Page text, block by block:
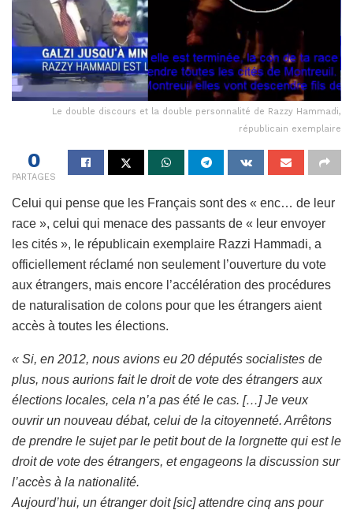
Le double discours et la double personnalité de Razzy Hammadi,
républicain exemplaire
0
PARTAGES
Celui qui pense que les Français sont des « enc… de leur
race », celui qui menace des passants de « leur envoyer
les cités », le républicain exemplaire Razzi Hammadi, a
officiellement réclamé non seulement l’ouverture du vote
aux étrangers, mais encore l’accélération des procédures
de naturalisation de colons pour que les étrangers aient
accès à toutes les élections.
« Si, en 2012, nous avions eu 20 députés socialistes de
plus, nous aurions fait le droit de vote des étrangers aux
élections locales, cela n’a pas été le cas. […] Je veux
ouvrir un nouveau débat, celui de la citoyenneté. Arrêtons
de prendre le sujet par le petit bout de la lorgnette qui est le
droit de vote des étrangers, et engageons la discussion sur
l’accès à la nationalité.
Aujourd’hui, un étranger doit [sic] attendre cinq ans pour